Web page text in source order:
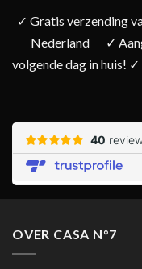
✓ Gratis verzending
Nederland
✓
volgende dag in huis!
OVER CASA N°7